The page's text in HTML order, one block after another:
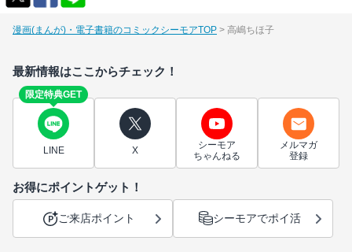
漫画(まんが)・電子書籍のコミックシーモアTOP 高嶋ちほ子
最新情報はここからチェック！
限定特典GET
LINE X
シーモア
ちゃんねる
メルマガ
登録
お得にポイントゲット！
ご来店ポイント シーモアでポイ活